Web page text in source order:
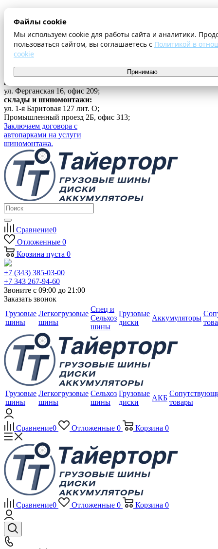
Файлы cookie
Мы используем cookie для работы сайта и аналитики.
пользоваться сайтом, вы соглашаетесь с Политикой в
cookie
Принимаю
Оплата и доставка
Шиномонтаж
Контакты
...
г. Екатеринбург
ул. Ферганская 16, офис 209;
склады и шиномонтажи:
ул. 1-я Баритовая 127 лит. О;
Промышленный проезд 2Б, офис 313;
Заключаем договора с
автопарками на услуги
шиномонтажа.
Сравнение0
Отложенные 0
Корзина пуста 0
+7 (343) 385-03-00
+7 343 267-94-60
Звоните с 09:00 до 21:00
Заказать звонок
Грузовые
шины
Легкогрузовые
шины
Спец и
Сельхоз
шины
Грузовые
диски
Аккумуляторы
Грузовые
шины
Легкогрузовые
шины
Сельхоз
шины
Грузовые
диски
АКБ
товары
Сравнение0 Отложенные 0 Корзина 0
Сравнение0 Отложенные 0 Корзина 0